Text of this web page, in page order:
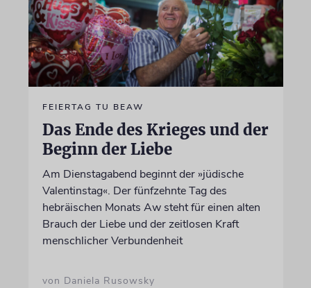
FEIERTAG TU BEAW
Das Ende des Krieges und der
Beginn der Liebe
Am Dienstagabend beginnt der »jüdische
Valentinstag«. Der fünfzehnte Tag des
hebräischen Monats Aw steht für einen alten
Brauch der Liebe und der zeitlosen Kraft
menschlicher Verbundenheit
von Daniela Rusowsky